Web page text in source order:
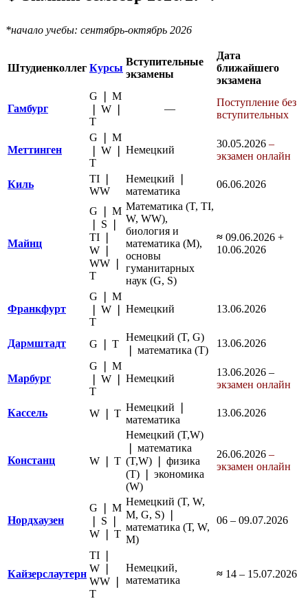
*начало учебы: сентябрь-октябрь 2026
Штудиенколлег Курсы
Вступительные
экзамены
Дата
ближайшего
экзамена
Гамбург
G ❘ M
❘ W ❘
Т
—
Поступление без
вступительных
Меттинген
G ❘ M
❘ W ❘
Т
Немецкий
30.05.2026 –
экзамен онлайн
Киль
TI ❘
WW
Немецкий ❘
математика
06.06.2026
Майнц
G ❘ M
❘ S ❘
TI ❘
W ❘
WW ❘
Т
Математика (T, TI,
W, WW),
биология и
математика (М),
основы
гуманитарных
наук (G, S)
≈ 09.06.2026 +
10.06.2026
Франкфурт
G ❘ M
❘ W ❘
Т
Немецкий 13.06.2026
Дармштадт G ❘ Т
Немецкий (T, G)
❘ математика (T)
13.06.2026
Марбург
G ❘ M
❘ W ❘
Т
Немецкий
13.06.2026 –
экзамен онлайн
Кассель W ❘ Т
Немецкий ❘
математика
13.06.2026
Констанц W ❘ Т
Немецкий (T,W)
❘ математика
(T,W) ❘ физика
(T) ❘ экономика
(W)
26.06.2026 –
экзамен онлайн
Нордхаузен
G ❘ M
❘ S ❘
W ❘ Т
Немецкий (T, W,
M, G, S) ❘
математика (Т, W,
M)
06 – 09.07.2026
Кайзерслаутерн
TI ❘
W ❘
WW ❘
Т
Немецкий,
математика
≈ 14 – 15.07.2026